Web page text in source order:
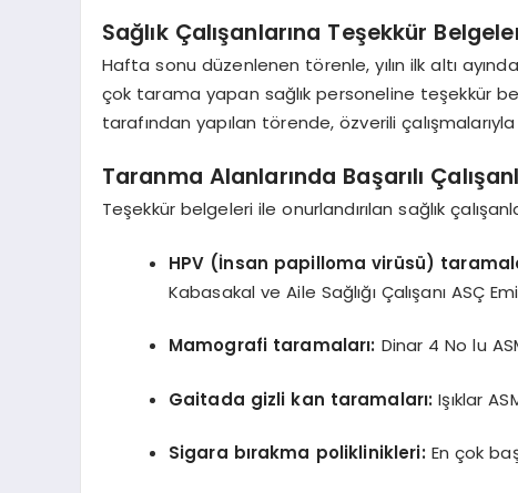
Sağlık Çalışanlarına Teşekkür
Hafta sonu düzenlenen törenle, yılın ilk altı
çok tarama yapan sağlık personeline teşekkür
tarafından yapılan törende, özverili çalışmalarıyla
Taranma Alanlarında Başarılı
Teşekkür belgeleri ile onurlandırılan sağlık
HPV (İnsan papilloma virüsü)
Kabasakal ve Aile Sağlığı Çalışanı ASÇ
Mamografi taramaları: Dinar 4 No lu
Gaitada gizli kan taramaları: Işıklar
Sigara bırakma poliklinikleri: En çok